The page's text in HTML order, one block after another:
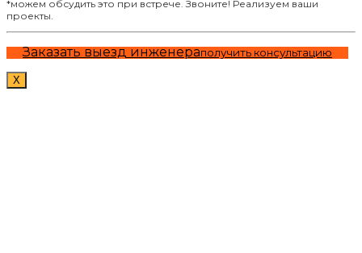
*можем обсудить это при встрече. Звоните! Реализуем ваши
проекты.
Заказать выезд инженераполучить консультацию
X